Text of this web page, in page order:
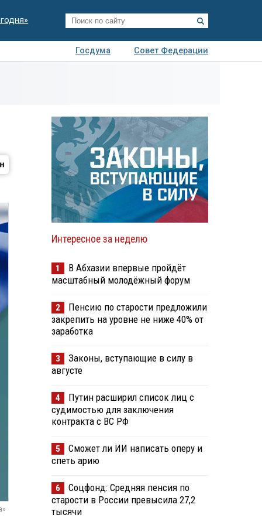
Госдума
Совет Федерации
Интересное за неделю
1
В Абхазии впервые пройдёт
масштабный молодёжный форум
2
Пенсию по старости предложили
закрепить на уровне не ниже 40% от
заработка
3
Законы, вступающие в силу в
августе
4
Путин расширил список лиц с
судимостью для заключения
контракта с ВС РФ
5
Сможет ли ИИ написать оперу и
спеть арию
6
Соцфонд: Средняя пенсия по
старости в России превысила 27,2
тысячи